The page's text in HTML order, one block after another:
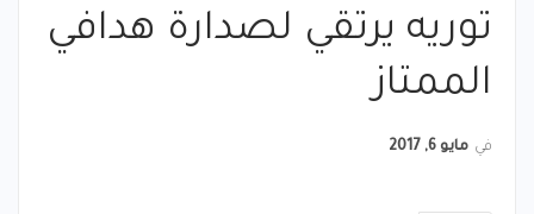
توريه يرتقي لصدارة هدافي
الممتاز
في مايو 6, 2017